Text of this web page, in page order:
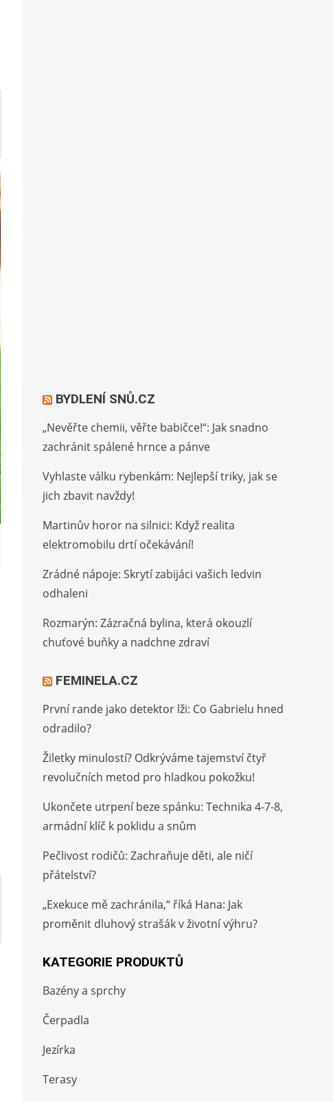
BYDLENÍ SNŮ.CZ
„Nevěřte chemii, věřte babičce!“: Jak snadno
zachránit spálené hrnce a pánve
Vyhlaste válku rybenkám: Nejlepší triky, jak se
jich zbavit navždy!
Martinův horor na silnici: Když realita
elektromobilu drtí očekávání!
Zrádné nápoje: Skrytí zabijáci vašich ledvin
odhaleni
Rozmarýn: Zázračná bylina, která okouzlí
chuťové buňky a nadchne zdraví
FEMINELA.CZ
První rande jako detektor lži: Co Gabrielu hned
odradilo?
Žiletky minulostí? Odkrýváme tajemství čtyř
revolučních metod pro hladkou pokožku!
Ukončete utrpení beze spánku: Technika 4-7-8,
armádní klíč k poklidu a snům
Pečlivost rodičů: Zachraňuje děti, ale ničí
přátelství?
„Exekuce mě zachránila,“ říká Hana: Jak
proměnit dluhový strašák v životní výhru?
KATEGORIE PRODUKTŮ
Bazény a sprchy
Čerpadla
Jezírka
Terasy